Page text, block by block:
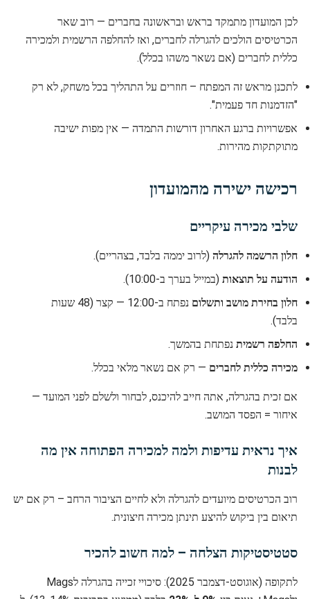
לכן המועדון מתמקד בראש ובראשונה בחברים — רוב שאר
הכרטיסים הולכים להגרלה לחברים, ואז להחלפה הרשמית ולמכירה
כללית לחברים (אם נשאר משהו בכלל).
לתכנן מראש זה המפתח – חוזרים על התהליך בכל משחק, לא רק
"הזדמנות חד פעמית".
אפשרויות ברגע האחרון דורשות התמדה — אין מפות ישיבה
מתוקתקות מהירות.
רכישה ישירה מהמועדון
שלבי מכירה עיקריים
חלון הרשמה להגרלה (לרוב יממה בלבד, בצהריים).
הודעה על תוצאות (במייל בערך ב-10:00).
חלון בחירת מושב ותשלום
נפתח ב-12:00 — קצר (48 שעות
בלבד).
החלפה רשמית נפתחת בהמשך.
מכירה כללית לחברים — רק אם נשאר מלאי בכלל.
אם זכית בהגרלה, אתה חייב להיכנס, לבחור ולשלם לפני המועד —
איחור = הפסד המושב.
איך נראית עדיפות ולמה למכירה הפתוחה אין מה
לבנות
רוב הכרטיסים מיועדים להגרלה ולא לחיים הציבור הרחב – רק אם יש
תיאום בין ביקוש להיצע תינתן מכירה חיצונית.
סטטיסטיקות הצלחה – למה חשוב להכיר
לתקופה (אוגוסט-דצמבר 2025): סיכויי זכייה בהגרלה לMags